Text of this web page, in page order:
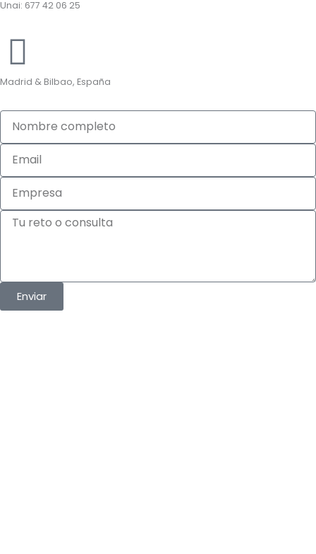
Unai: 677 42 06 25
Madrid & Bilbao, España
Nombre
completo
Email
Empresa
Tu
Enviar